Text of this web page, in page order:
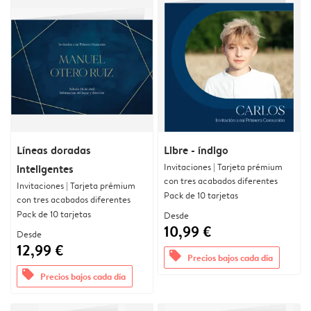
Líneas doradas
inteligentes
Invitaciones | Tarjeta prémium
con tres acabados diferentes
Pack de 10 tarjetas
Desde
12,99 €
offers Precios bajos cada día
Libre - índigo
Invitaciones | Tarjeta prémium
con tres acabados diferentes
Pack de 10 tarjetas
Desde
10,99 €
offers Precios bajos cada día